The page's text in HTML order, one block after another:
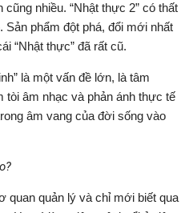
nhiều. “Nhật thực 2” có thất
Sản phẩm đột phá, đổi mới nhất
“Nhật thực” đã rất cũ.
là một vấn đề lớn, là tâm
tòi âm nhạc và phản ánh thực tế
âm vang của đời sống vào
quan quản lý và chỉ mới biết qua